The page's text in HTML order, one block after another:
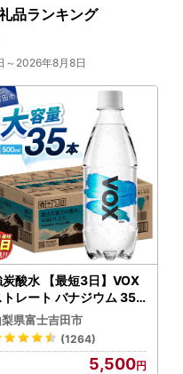
品ランキング
～2026年8月8日
炭酸水 【最短3日】VOX
トレート バナジウム 35
500ml 【富士吉田市限
カートン】炭酸
梨県富士吉田市
(1264)
5,500